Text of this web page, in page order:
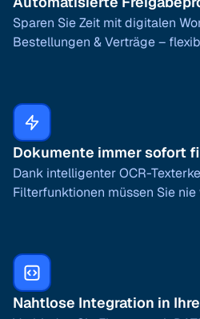
Sparen Sie Zeit mit digitalen
Bestellungen & Verträge –
Dokumente immer sofort
Dank intelligenter OCR-
Filterfunktionen müssen Sie
Nahtlose Integration in